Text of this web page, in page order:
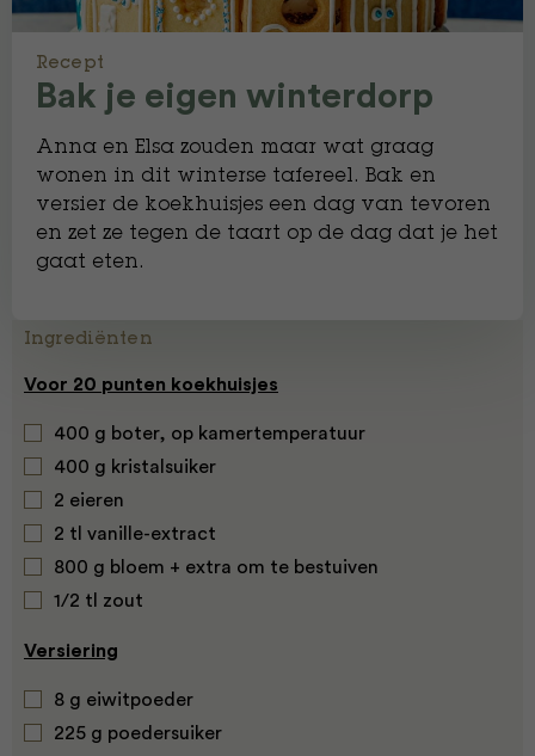
Recept
Bak je eigen winterdorp
Anna en Elsa zouden maar wat graag
wonen in dit winterse tafereel. Bak en
versier de koekhuisjes een dag van tevoren
en zet ze tegen de taart op de dag dat je het
gaat eten.
Ingrediënten
Voor 20 punten koekhuisjes
400 g boter, op kamertemperatuur
400 g kristalsuiker
2 eieren
2 tl vanille-extract
800 g bloem + extra om te bestuiven
1/2 tl zout
Versiering
8 g eiwitpoeder
225 g poedersuiker